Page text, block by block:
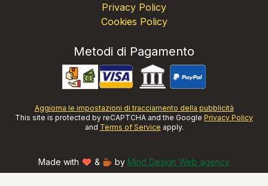
Privacy Policy
Cookies Policy
Metodi di Pagamento
Aggiorna le impostazioni di tracciamento della pubblicità
This site is protected by reCAPTCHA and the Google Privacy Policy
and Terms of Service apply.
Made with & by Mind Design Web agency